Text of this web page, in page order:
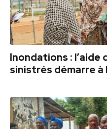
Inondations : l’aide
sinistrés démarre à